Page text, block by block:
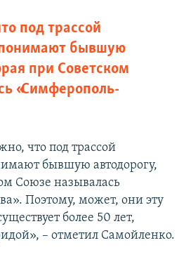
под трассой
понимают бывшую
при Советском
«Симферополь-
что под трассой
бывшую автодорогу,
Союзе называлась
Поэтому, может, они эту
более 50 лет,
– отметил Самойленко.